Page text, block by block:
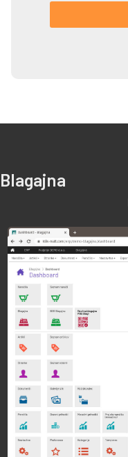
Blagajna